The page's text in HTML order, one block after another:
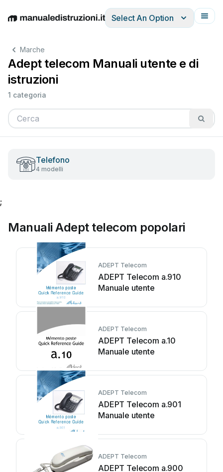
EnglishDeutschEspañolItalianoFrançais
Select An Option
Marche
Adept telecom Manuali utente e di
istruzioni
1 categoria
Telefono
4 modelli
;
Manuali Adept telecom popolari
ADEPT Telecom
ADEPT Telecom a.910
Manuale utente
ADEPT Telecom
ADEPT Telecom a.10
Manuale utente
ADEPT Telecom
ADEPT Telecom a.901
Manuale utente
ADEPT Telecom
ADEPT Telecom a.900